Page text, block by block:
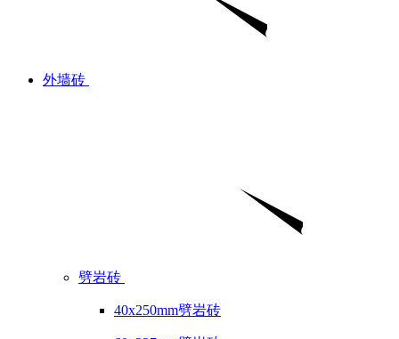
外墙砖
劈岩砖
40x250mm劈岩砖